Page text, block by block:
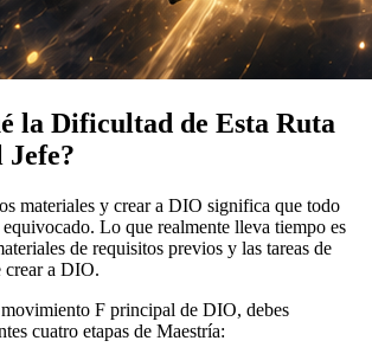
la Dificultad de Esta Ruta
Jefe?
materiales y crear a DIO significa que todo
equivocado. Lo que realmente lleva tiempo es
de requisitos previos y las tareas de
crear a DIO.
F principal de DIO, debes
cuatro etapas de Maestría: